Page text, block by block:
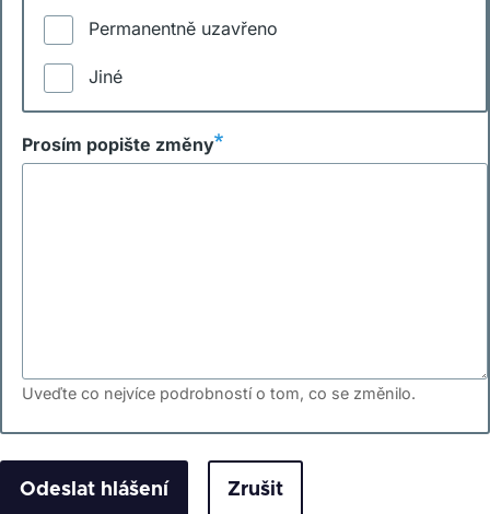
Permanentně uzavřeno
Jiné
Prosím popište změny
Uveďte co nejvíce podrobností o tom, co se změnilo.
Zrušit